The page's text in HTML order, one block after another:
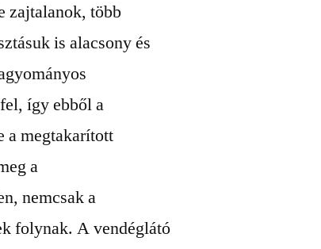
zajtalanok, több
is alacsony és
így ebből a
a megtakarított
a
nemcsak a
folynak. A vendéglátó